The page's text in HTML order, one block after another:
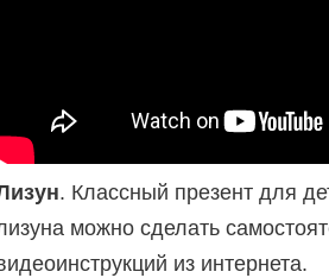
. Классный презент для
можно сделать
из интернета.